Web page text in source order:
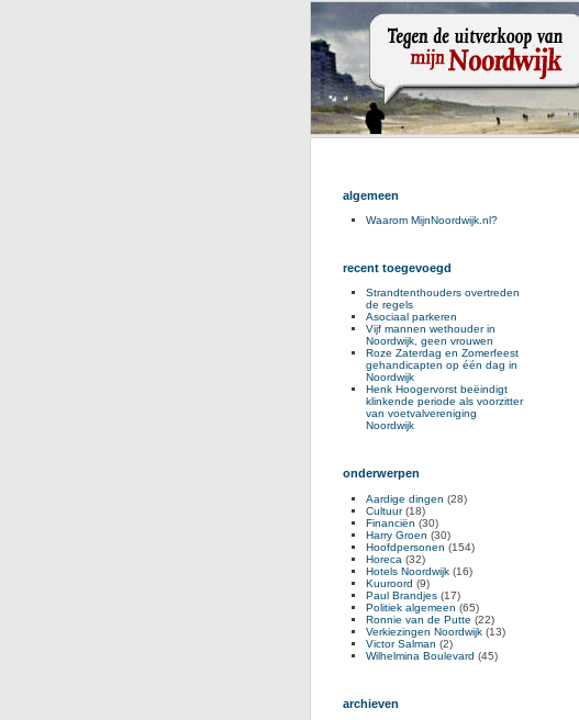
algemeen
Waarom MijnNoordwijk.nl?
recent toegevoegd
Strandtenthouders overtreden
de regels
Asociaal parkeren
Vijf mannen wethouder in
Noordwijk, geen vrouwen
Roze Zaterdag en Zomerfeest
gehandicapten op één dag in
Noordwijk
Henk Hoogervorst beëindigt
klinkende periode als voorzitter
van voetvalvereniging
Noordwijk
onderwerpen
Aardige dingen (28)
Cultuur(18)
Financiën (30)
Harry Groen (30)
Hoofdpersonen (154)
Horeca (32)
Hotels Noordwijk (16)
Kuuroord (9)
Paul Brandjes (17)
Politiek algemeen (65)
Ronnie van de Putte (22)
Verkiezingen Noordwijk (13)
Victor Salman (2)
Wilhelmina Boulevard (45)
archieven